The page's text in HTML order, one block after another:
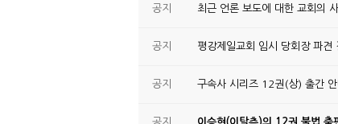
공지 최근 언론 보도에 대한 교회의
공지 평강제일교회 임시 당회장 파견
공지 구속사 시리즈 12권(상) 출간 안